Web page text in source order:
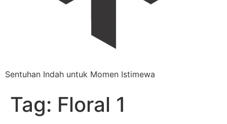
Sentuhan Indah untuk Momen Istimewa
Tag: Floral 1